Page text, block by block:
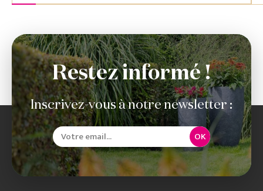
Restez informé !
Inscrivez-vous à notre newsletter :
OK